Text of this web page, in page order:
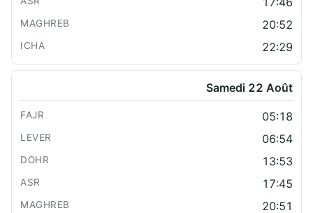
20:52
22:29
Samedi 22 Août
05:18
06:54
13:53
17:45
20:51